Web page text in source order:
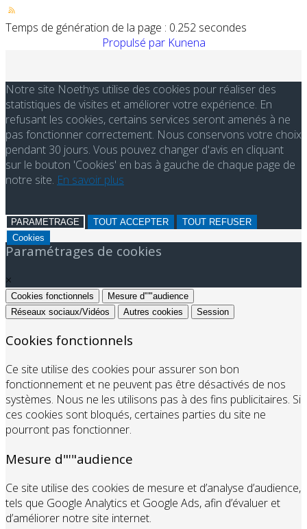
Temps de génération de la page : 0.252 secondes
Propulsé par Kunena
Notre site Noethys utilise des cookies pour réaliser des
statistiques de visites et améliorer votre expérience. En
refusant les cookies, certains services seront amenés à ne
pas fonctionner correctement. Nous conservons votre choix
pendant 30 jours. Vous pouvez changer d'avis en cliquant
sur le bouton 'Cookies' en bas à gauche de chaque page de
notre site. En savoir plus
PARAMETRAGE TOUT ACCEPTER
TOUT REFUSER
Cookies
Paramétrages de cookies
×
Cookies fonctionnels
Mesure d"'"audience
Réseaux sociaux/Vidéos
Autres cookies Session
Cookies fonctionnels
Ce site utilise des cookies pour assurer son bon
fonctionnement et ne peuvent pas être désactivés de nos
systèmes. Nous ne les utilisons pas à des fins publicitaires. Si
ces cookies sont bloqués, certaines parties du site ne
pourront pas fonctionner.
Mesure d"'"audience
Ce site utilise des cookies de mesure et d’analyse d’audience,
tels que Google Analytics et Google Ads, afin d’évaluer et
d’améliorer notre site internet.